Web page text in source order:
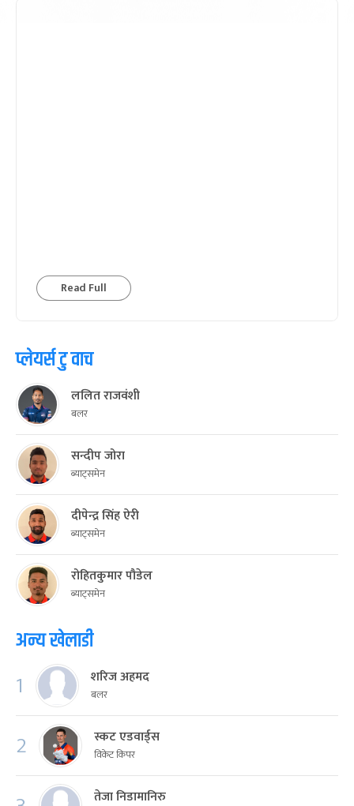
Read Full
प्लेयर्स टु वाच
ललित राजवंशी
बलर
सन्दीप जोरा
ब्याट्समेन
दीपेन्द्र सिंह ऐरी
ब्याट्समेन
रोहितकुमार पौडेल
ब्याट्समेन
अन्य खेलाडी
1 शरिज अहमद
बलर
2 स्कट एडवार्ड्स
विकेट किपर
तेजा निडामानिरु